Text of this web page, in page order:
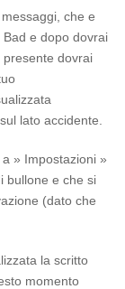
che e
e dopo dovrai
dovrai
lato accidente.
» Impostazioni »
bullone e che si
(dato che
la scritto
momento